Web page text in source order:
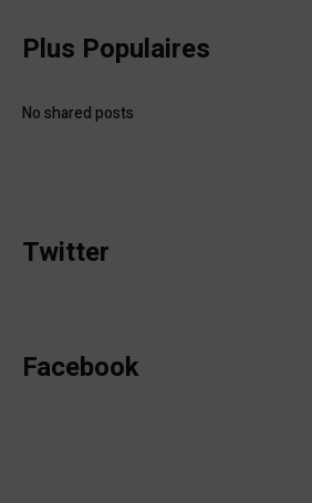
Plus Populaires
No shared posts
Twitter
Facebook